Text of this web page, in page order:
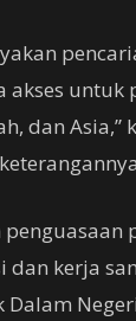
akses untuk
dan
dan kerja
Dalam